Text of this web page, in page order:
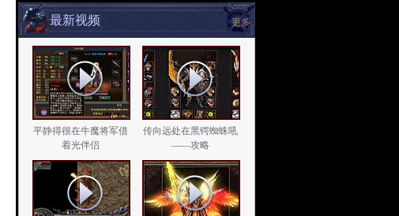
更多
最新视频
平静得很在牛魔将军借
着光伴侣
传向远处在黑锷蜘蛛吼
——攻略